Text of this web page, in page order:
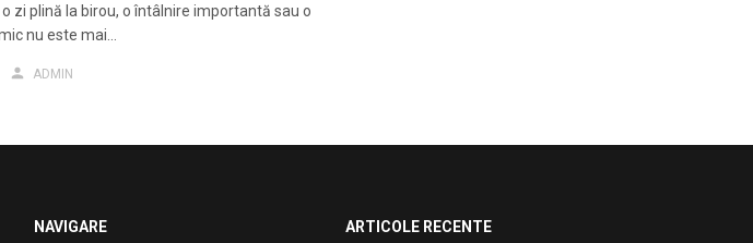
zi plină la birou, o întâlnire importantă sau o
nu este mai…
ADMIN
NAVIGARE ARTICOLE RECENTE